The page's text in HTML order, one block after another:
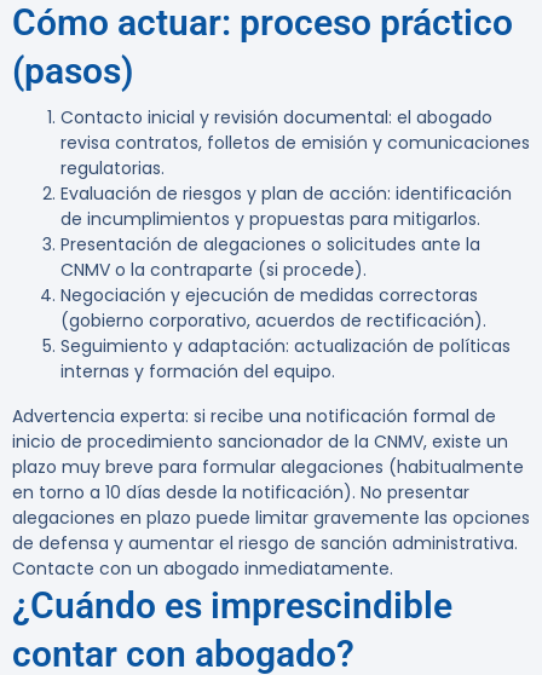
Cómo actuar: proceso práctico
(pasos)
Contacto inicial y revisión documental: el abogado
revisa contratos, folletos de emisión y comunicaciones
regulatorias.
Evaluación de riesgos y plan de acción: identificación
de incumplimientos y propuestas para mitigarlos.
Presentación de alegaciones o solicitudes ante la
CNMV o la contraparte (si procede).
Negociación y ejecución de medidas correctoras
(gobierno corporativo, acuerdos de rectificación).
Seguimiento y adaptación: actualización de políticas
internas y formación del equipo.
Advertencia experta: si recibe una notificación formal de
inicio de procedimiento sancionador de la CNMV, existe un
plazo muy breve para formular alegaciones (habitualmente
en torno a 10 días desde la notificación). No presentar
alegaciones en plazo puede limitar gravemente las opciones
de defensa y aumentar el riesgo de sanción administrativa.
Contacte con un abogado inmediatamente.
¿Cuándo es imprescindible
contar con abogado?